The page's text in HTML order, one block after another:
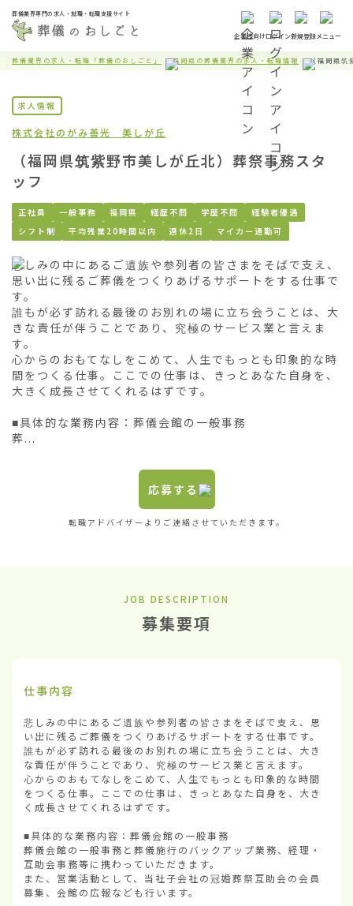
葬儀業界専門の求人・就職・転職支援サイト
企業様向けログイン新規登録メニュー
葬儀業界の求人・転職「葬儀のおしごと」 福岡県の葬儀業界の求人・転職情報 （福岡県筑
求人情報
株式会社のがみ善光 美しが丘
（福岡県筑紫野市美しが丘北）葬祭事務スタ
ッフ
正社員 一般事務 福岡県 経歴不問 学歴不問
経験者優遇
シフト制
平均残業20時間以内 週休2日 マイカー通勤可
悲しみの中にあるご遺族や参列者の皆さまをそばで支え、
思い出に残るご葬儀をつくりあげるサポートをする仕事で
す。
誰もが必ず訪れる最後のお別れの場に立ち会うことは、大
きな責任が伴うことであり、究極のサービス業と言えま
す。
心からのおもてなしをこめて、人生でもっとも印象的な時
間をつくる仕事。ここでの仕事は、きっとあなた自身を、
大きく成長させてくれるはずです。
■具体的な業務内容：葬儀会館の一般事務
葬...
応募する
転職アドバイザーよりご連絡させていただきます。
JOB DESCRIPTION
募集要項
仕事内容
悲しみの中にあるご遺族や参列者の皆さまをそばで支え、思
い出に残るご葬儀をつくりあげるサポートをする仕事です。
誰もが必ず訪れる最後のお別れの場に立ち会うことは、大き
な責任が伴うことであり、究極のサービス業と言えます。
心からのおもてなしをこめて、人生でもっとも印象的な時間
をつくる仕事。ここでの仕事は、きっとあなた自身を、大き
く成長させてくれるはずです。
■具体的な業務内容：葬儀会館の一般事務
葬儀会館の一般事務と葬儀施行のバックアップ業務、経理・
互助会事務等に携わっていただきます。
また、営業活動として、当社子会社の冠婚葬祭互助会の会員
募集、会館の広報なども行います。